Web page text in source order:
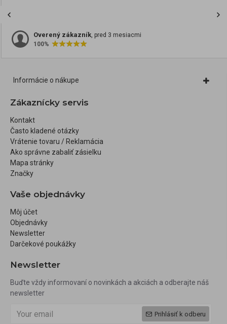
Overený zákazník, pred 3 mesiacmi
100%
Informácie o nákupe
Zákaznícky servis
Kontakt
Často kladené otázky
Vrátenie tovaru / Reklamácia
Ako správne zabaliť zásielku
Mapa stránky
Značky
Vaše objednávky
Môj účet
Objednávky
Newsletter
Darčekové poukážky
Newsletter
Buďte vždy informovaní o novinkách a akciách a odberajte náš
newsletter
Prihlásiť k odberu